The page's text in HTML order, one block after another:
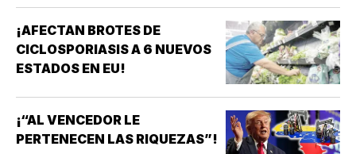
¡AFECTAN BROTES DE
CICLOSPORIASIS A 6 NUEVOS
ESTADOS EN EU!
¡“AL VENCEDOR LE
PERTENECEN LAS RIQUEZAS”!